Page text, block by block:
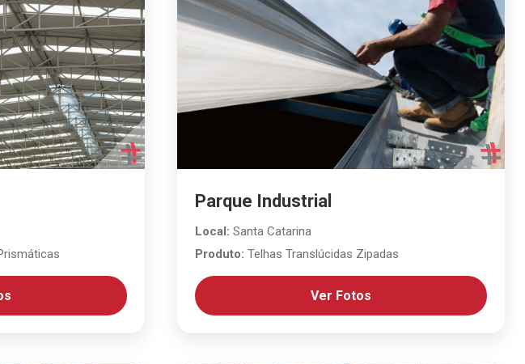
Parque Industrial
Local: Santa Catarina
Produto: Telhas Translúcidas Zipadas
Ver Fotos